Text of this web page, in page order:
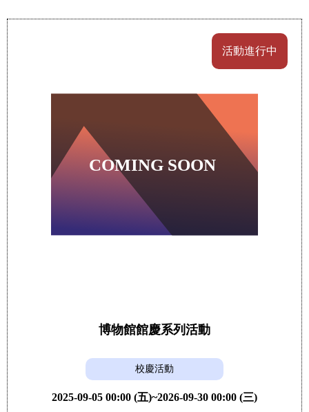
活動進行中
博物館館慶系列活動
校慶活動
2025-09-05 00:00 (五)~2026-09-30 00:00 (三)